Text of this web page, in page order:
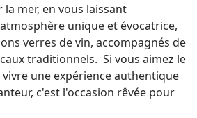
mer, en vous laissant
unique et évocatrice,
verres de vin, accompagnés de
traditionnels. Si vous aimez le
une expérience authentique
c'est l'occasion rêvée pour